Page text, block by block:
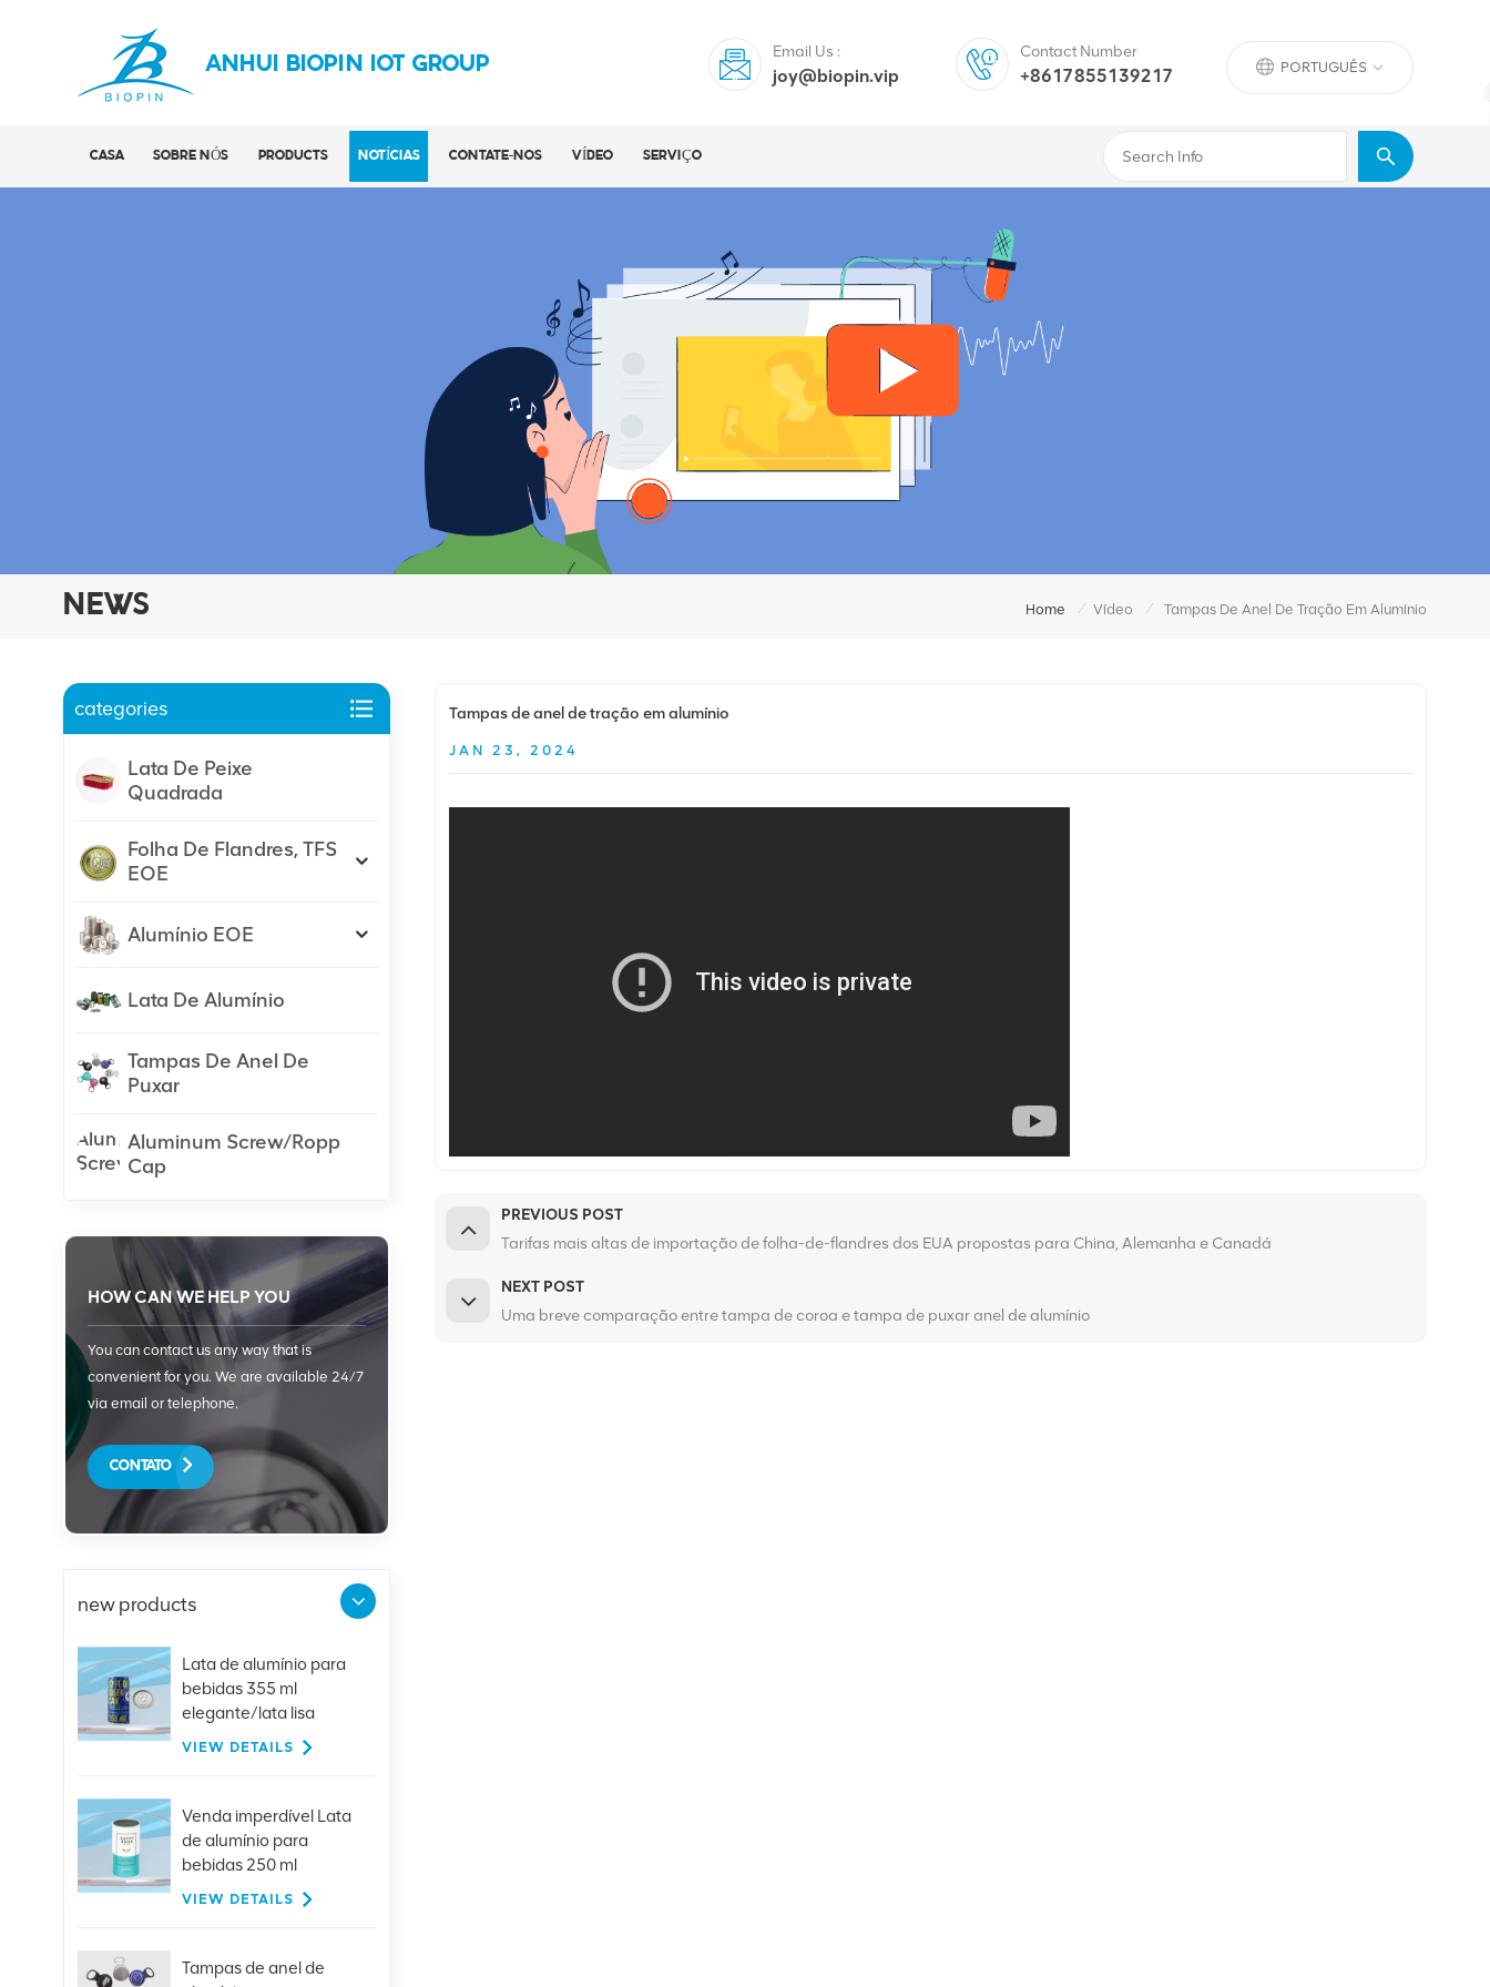
ANHUI BIOPIN IOT GROUP PORTUGUÊS
Email Us :
joy@biopin.vip
Contact Number
+8617855139217
CASA SOBRE NÓS PRODUCTS NOTÍCIAS CONTATE-NOS VÍDEO SERVIÇO
NEWS Home / Vídeo / Tampas De Anel De Tração Em Alumínio
Tampas de anel de tração em alumínio
JAN 23, 2024
PREVIOUS POST
Tarifas mais altas de importação de folha-de-flandres dos EUA propostas para China, Alemanha e Canadá
NEXT POST
Uma breve comparação entre tampa de coroa e tampa de puxar anel de alumínio
categories
Lata De Peixe
Quadrada
Folha De Flandres, TFS
EOE
Alumínio EOE
Lata De Alumínio
Tampas De Anel De
Puxar
Aluminum Screw/Ropp
Cap
HOW CAN WE HELP YOU
You can contact us any way that is
convenient for you. We are available 24/7
via email or telephone.
CONTATO
new products
Lata de alumínio para
bebidas 355 ml
elegante/lata lisa
VIEW DETAILS
Venda imperdível Lata
de alumínio para
bebidas 250 ml
elegante com tampa
VIEW DETAILS
Tampas de anel de